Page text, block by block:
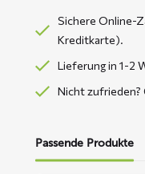
Sichere Online-
Kreditkarte).
Lieferung in 1-2
Nicht zufrieden?
Passende Produkte